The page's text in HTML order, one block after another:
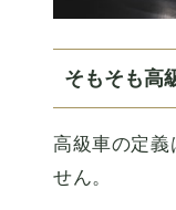
そもそも高
高級車の定義
せん。